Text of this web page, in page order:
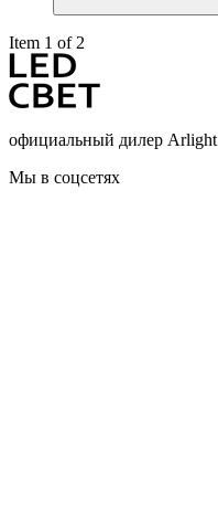
Item 1 of 2
официальный дилер Arlight
Мы в соцсетях